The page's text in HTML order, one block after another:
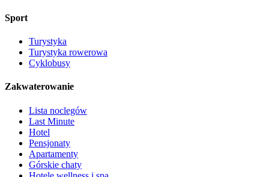
Sport
Turystyka
Turystyka rowerowa
Cyklobusy
Zakwaterowanie
Lista noclegów
Last Minute
Hotel
Pensjonaty
Apartamenty
Górskie chaty